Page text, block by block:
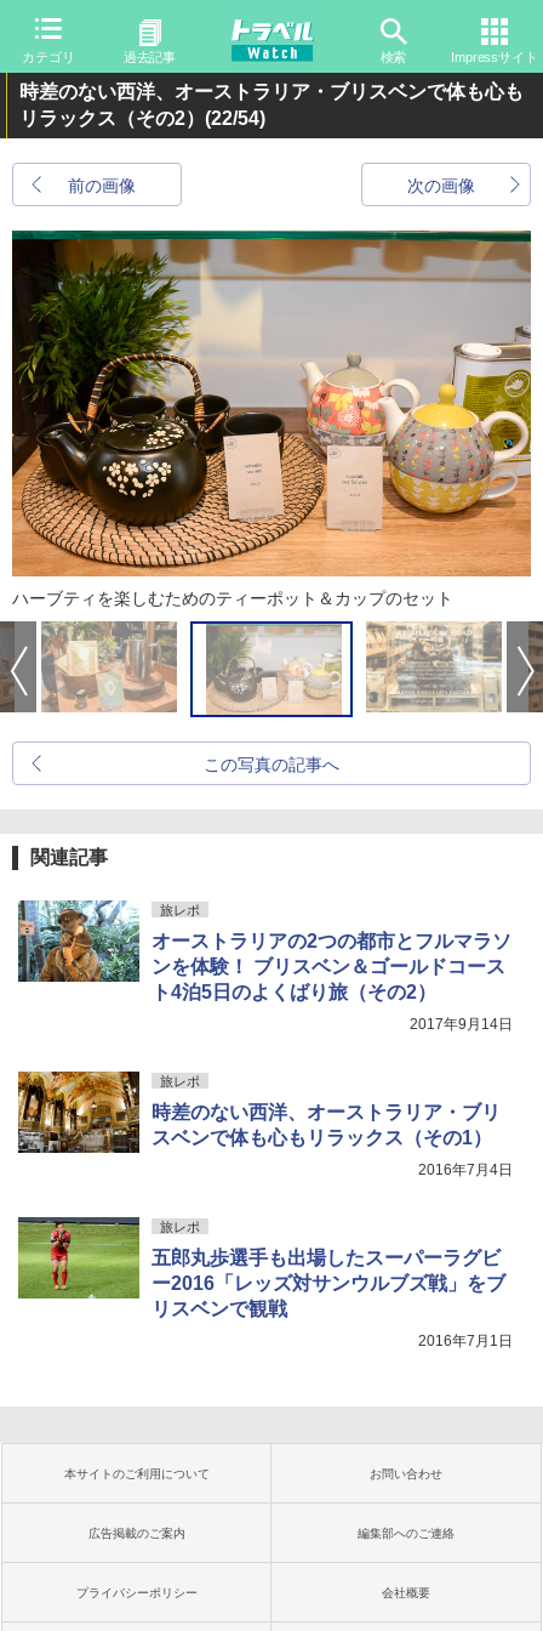
カテゴリ 過去記事 検索 Impressサイト
時差のない西洋、オーストラリア・ブリスベンで体も心も
リラックス（その2） (22/54)
前の画像 次の画像
ハーブティを楽しむためのティーポット＆カップのセット
この写真の記事へ
関連記事
旅レポ
オーストラリアの2つの都市とフルマラソ
ンを体験！ ブリスベン＆ゴールドコース
ト4泊5日のよくばり旅（その2）
2017年9月14日
旅レポ
時差のない西洋、オーストラリア・ブリ
スベンで体も心もリラックス（その1）
2016年7月4日
旅レポ
五郎丸歩選手も出場したスーパーラグビ
ー2016「レッズ対サンウルブズ戦」をブ
リスベンで観戦
2016年7月1日
本サイトのご利用について お問い合わせ
広告掲載のご案内 編集部へのご連絡
プライバシーポリシー 会社概要